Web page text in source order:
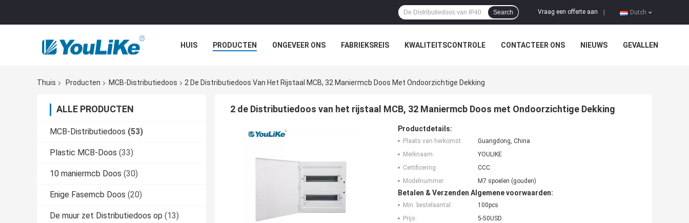
Dutch
Vraag een offerte aan
Search
HUIS PRODUCTEN ONGEVEER ONS FABRIEKSREIS KWALITEITSCONTROLE CONTACTEER ONS NIEUWS GEVALLEN
Thuis Producten MCB-Distributiedoos 2 De Distributiedoos Van Het Rijstaal MCB, 32 Maniermcb Doos Met Ondoorzichtige Dekking
ALLE PRODUCTEN
MCB-Distributiedoos (53)
Plastic MCB-Doos (33)
10 maniermcb Doos (30)
Enige Fasemcb Doos (20)
De muur zet Distributiedoos op (13)
2 de Distributiedoos van het rijstaal MCB, 32 Maniermcb Doos met Ondoorzichtige Dekking
Productdetails:
Plaats van herkomst:
Guangdong, China
Merknaam:
YOULIKE
Certificering:
CCC
Modelnummer:
M7 spoelen (gouden)
Betalen & Verzenden Algemene voorwaarden:
Min. bestelaantal:
100pcs
Prijs:
5-50USD